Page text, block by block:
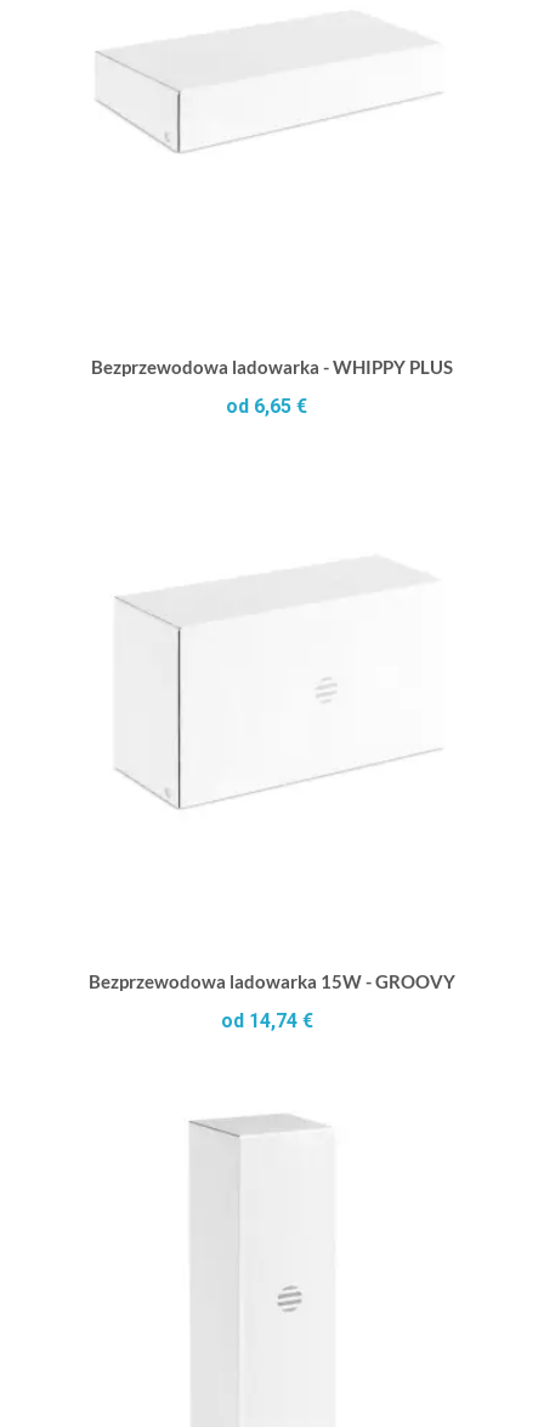
Bezprzewodowa ladowarka - WHIPPY PLUS
od 6,65 €
Bezprzewodowa ladowarka 15W - GROOVY
od 14,74 €